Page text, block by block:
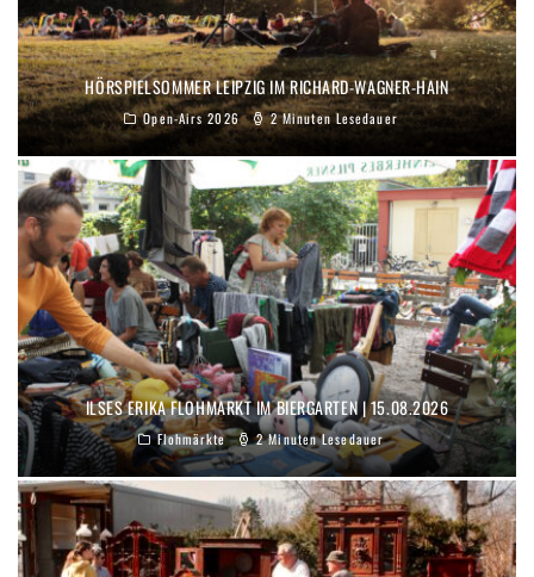
HÖRSPIELSOMMER LEIPZIG IM RICHARD-WAGNER-HAIN
Open-Airs 2026 2 Minuten Lesedauer
ILSES ERIKA FLOHMARKT IM BIERGARTEN | 15.08.2026
Flohmärkte 2 Minuten Lesedauer